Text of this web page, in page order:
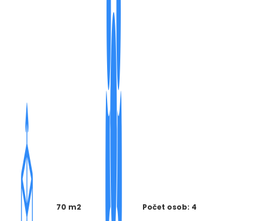
70 m2 Počet osob: 4